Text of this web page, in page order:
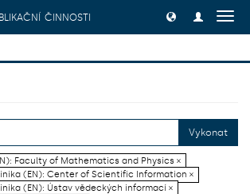
činnosti
Vykonat
Faculty of Mathematics and Physics ×
(EN): Center of Scientific Information ×
(EN): Ústav vědeckých informací ×